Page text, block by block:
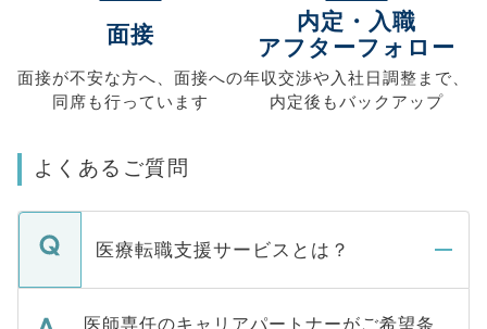
面接
面接が不安な方へ、 面接への
同席も行っています
内定・入職
アフターフォロー
年収交渉や入社日調整まで、
内定後もバックアップ
よくあるご質問
医療転職支援サービスとは？
医師専任のキャリアパートナーがご希望条